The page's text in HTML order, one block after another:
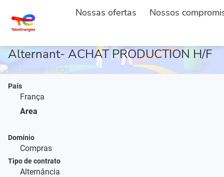
Nossas ofertas Nossos
INÍCIO
Alternant- ACHAT PRODUCTION H/F
País
França
Area
Domínio
Compras
Tipo de contrato
Alternância